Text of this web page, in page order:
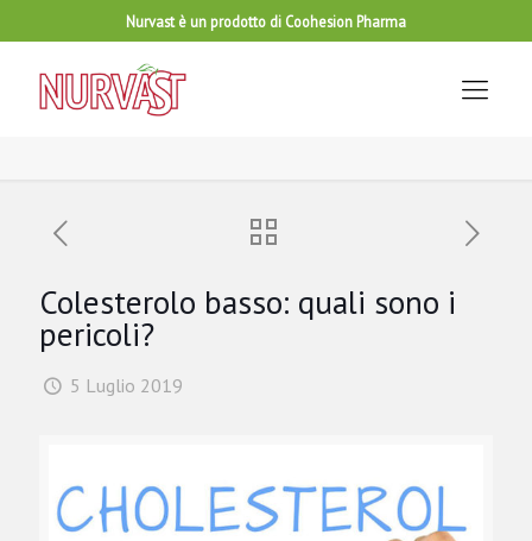
Nurvast è un prodotto di Coohesion Pharma
Colesterolo basso: quali sono i
pericoli?
5 Luglio 2019